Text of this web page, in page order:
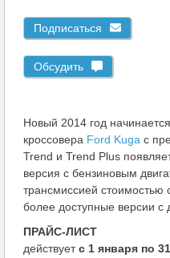
Подписаться
Обсудить
Новый 2014 год
кроссовера Ford Kuga с
Trend и Trend Plus
версия с бензиновым
трансмиссией стоимостью
более доступные версии с
ПРАЙС-ЛИСТ
действуетc 1 января по